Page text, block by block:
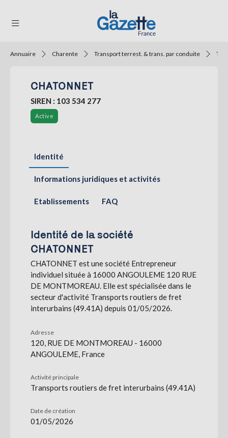
RÉGIONS
FORMATS
SERVICES
S'abonner
Annuaire Charente Transport terrest. & trans. par conduite
CHATONNET
SIREN : 103 534 277
Active
Identité
Informations juridiques et activités
Etablissements FAQ
Identité de la société
CHATONNET
CHATONNET est une société Entrepreneur
individuel située à 16000 ANGOULEME 120 RUE
DE MONTMOREAU. Elle est spécialisée dans le
secteur d'activité Transports routiers de fret
interurbains (49.41A) depuis 01/05/2026.
Adresse
120, RUE DE MONTMOREAU - 16000
ANGOULEME, France
Activité principale
Transports routiers de fret interurbains (49.41A)
Date de création
01/05/2026